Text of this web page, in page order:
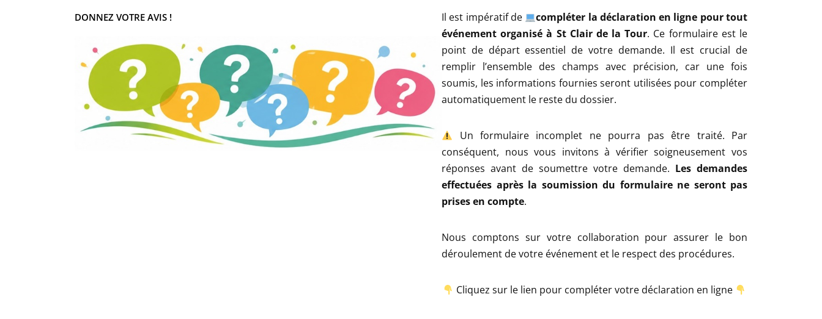
DONNEZ VOTRE AVIS !
Il est impératif de
compléter la déclaration en ligne pour tout
événement organisé à St Clair de la Tour. Ce formulaire est le
point de départ essentiel de votre demande. Il est crucial de
remplir l’ensemble des champs avec précision, car une fois
soumis, les informations fournies seront utilisées pour compléter
automatiquement le reste du dossier.
Un formulaire incomplet ne pourra pas être traité. Par
conséquent, nous vous invitons à vérifier soigneusement vos
réponses avant de soumettre votre demande. Les demandes
effectuées après la soumission du formulaire ne seront pas
prises en compte.
Nous comptons sur votre collaboration pour assurer le bon
déroulement de votre événement et le respect des procédures.
Cliquez sur le lien pour compléter votre déclaration en ligne